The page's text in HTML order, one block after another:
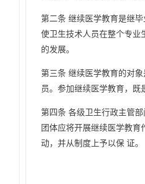
第二条 继续医学教育是继
使卫生技术人员在整个专业
的发展。
第三条 继续医学教育的对
员。参加继续医学教育，
第四条 各级卫生行政主管
团体应将开展继续医学教
动，并从制度上予以保 证。